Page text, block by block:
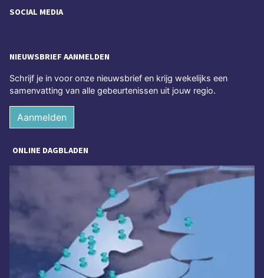
SOCIAL MEDIA
NIEUWSBRIEF AANMELDEN
Schrijf je in voor onze nieuwsbrief en krijg wekelijks een
samenvatting van alle gebeurtenissen uit jouw regio.
Aanmelden
ONLINE DAGBLADEN